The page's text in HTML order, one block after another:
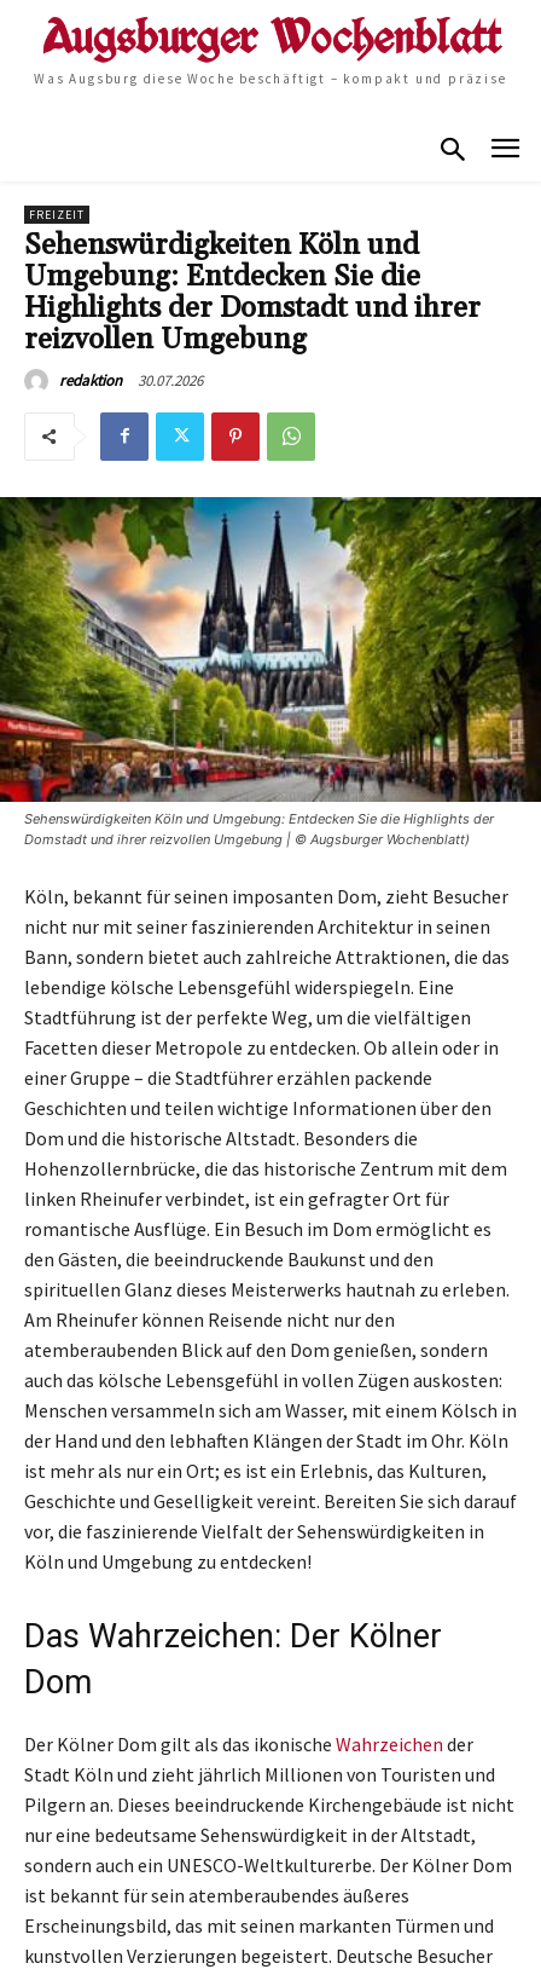
Was Augsburg diese Woche beschäftigt – kompakt und präzise
FREIZEIT
Sehenswürdigkeiten Köln und
Umgebung: Entdecken Sie die
Highlights der Domstadt und ihrer
reizvollen Umgebung
redaktion 30.07.2026
Sehenswürdigkeiten Köln und Umgebung: Entdecken Sie die Highlights der
Domstadt und ihrer reizvollen Umgebung | © Augsburger Wochenblatt)
Köln, bekannt für seinen imposanten Dom, zieht Besucher
nicht nur mit seiner faszinierenden Architektur in seinen
Bann, sondern bietet auch zahlreiche Attraktionen, die das
lebendige kölsche Lebensgefühl widerspiegeln. Eine
Stadtführung ist der perfekte Weg, um die vielfältigen
Facetten dieser Metropole zu entdecken. Ob allein oder in
einer Gruppe – die Stadtführer erzählen packende
Geschichten und teilen wichtige Informationen über den
Dom und die historische Altstadt. Besonders die
Hohenzollernbrücke, die das historische Zentrum mit dem
linken Rheinufer verbindet, ist ein gefragter Ort für
romantische Ausflüge. Ein Besuch im Dom ermöglicht es
den Gästen, die beeindruckende Baukunst und den
spirituellen Glanz dieses Meisterwerks hautnah zu erleben.
Am Rheinufer können Reisende nicht nur den
atemberaubenden Blick auf den Dom genießen, sondern
auch das kölsche Lebensgefühl in vollen Zügen auskosten:
Menschen versammeln sich am Wasser, mit einem Kölsch in
der Hand und den lebhaften Klängen der Stadt im Ohr. Köln
ist mehr als nur ein Ort; es ist ein Erlebnis, das Kulturen,
Geschichte und Geselligkeit vereint. Bereiten Sie sich darauf
vor, die faszinierende Vielfalt der Sehenswürdigkeiten in
Köln und Umgebung zu entdecken!
Das Wahrzeichen: Der Kölner
Dom
Der Kölner Dom gilt als das ikonische Wahrzeichen der
Stadt Köln und zieht jährlich Millionen von Touristen und
Pilgern an. Dieses beeindruckende Kirchengebäude ist nicht
nur eine bedeutsame Sehenswürdigkeit in der Altstadt,
sondern auch ein UNESCO-Weltkulturerbe. Der Kölner Dom
ist bekannt für sein atemberaubendes äußeres
Erscheinungsbild, das mit seinen markanten Türmen und
kunstvollen Verzierungen begeistert. Deutsche Besucher